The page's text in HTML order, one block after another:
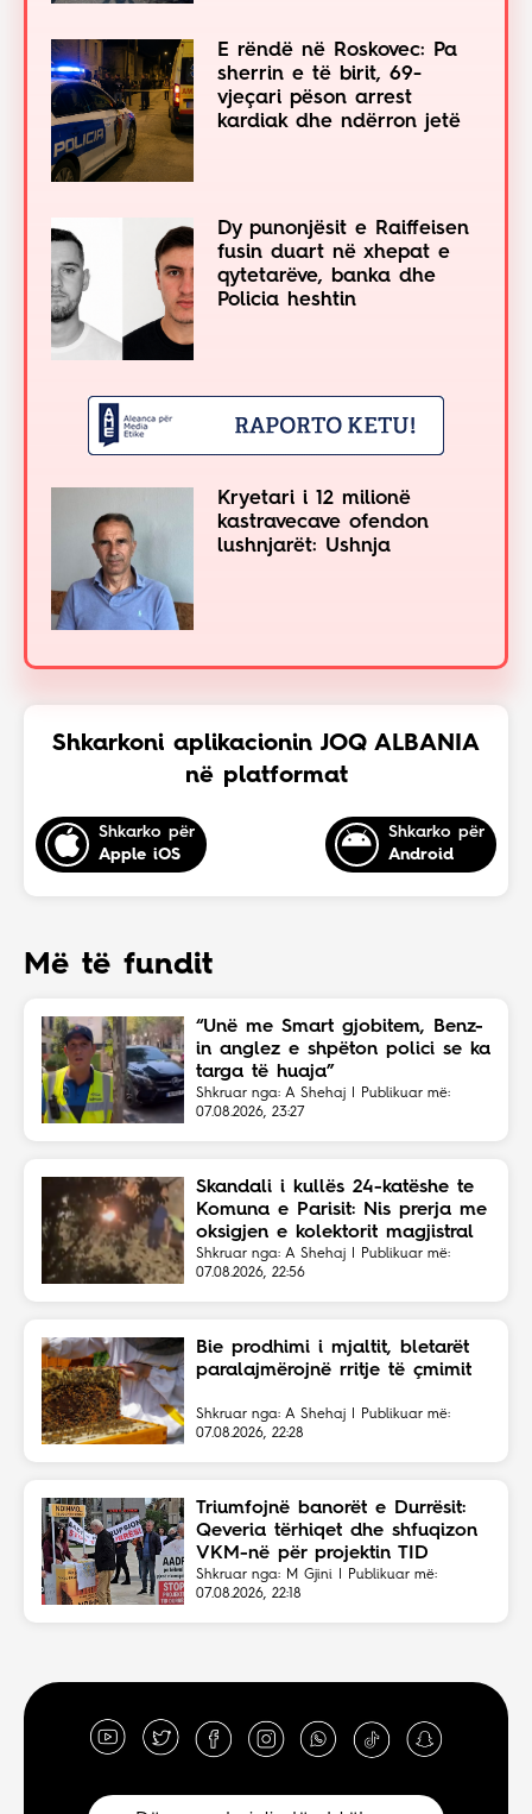
E rëndë në Roskovec: Pa
sherrin e të birit, 69-
vjeçari pëson arrest
kardiak dhe ndërron jetë
Dy punonjësit e Raiffeisen
fusin duart në xhepat e
qytetarëve, banka dhe
Policia heshtin
Kryetari i 12 milionë
kastravecave ofendon
lushnjarët: Ushnja
Shkarkoni aplikacionin JOQ ALBANIA
në platformat
Shkarko për
Apple iOS
Shkarko për
Android
Më të fundit
“Unë me Smart gjobitem, Benz-
in anglez e shpëton polici se ka
targa të huaja”
Shkruar nga: A Shehaj | Publikuar më:
07.08.2026, 23:27
Skandali i kullës 24-katëshe te
Komuna e Parisit: Nis prerja me
oksigjen e kolektorit magjistral
në fshehtësi
Shkruar nga: A Shehaj | Publikuar më:
07.08.2026, 22:56
Bie prodhimi i mjaltit, bletarët
paralajmërojnë rritje të çmimit
Shkruar nga: A Shehaj | Publikuar më:
07.08.2026, 22:28
Triumfojnë banorët e Durrësit:
Qeveria tërhiqet dhe shfuqizon
VKM-në për projektin TID
Shkruar nga: M Gjini | Publikuar më:
07.08.2026, 22:18